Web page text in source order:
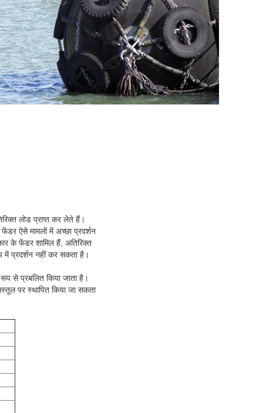
लोड प्राप्त कर लेते हैं।
ऐसे मामलों में अच्छा प्रदर्शन
के फेंडर शामिल हैं, अतिरिक्त
प्रदर्शन नहीं कर सकता है।
से प्रबलित किया जाता है।
पर स्थापित किया जा सकता